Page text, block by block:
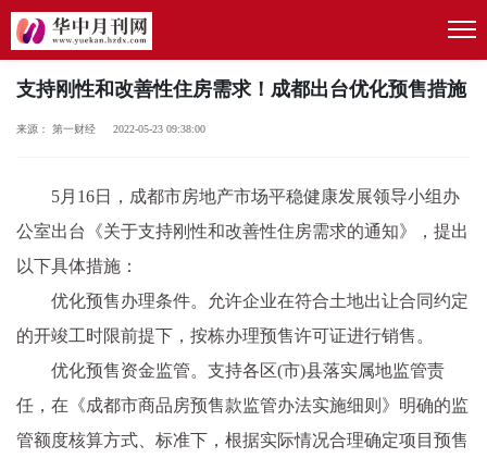
支持刚性和改善性住房需求！成都出台优化预售措施
来源： 第一财经 2022-05-23 09:38:00
5月16日，成都市房地产市场平稳健康发展领导小组办
公室出台《关于支持刚性和改善性住房需求的通知》，提出
以下具体措施：
优化预售办理条件。允许企业在符合土地出让合同约定
的开竣工时限前提下，按栋办理预售许可证进行销售。
优化预售资金监管。支持各区(市)县落实属地监管责
任，在《成都市商品房预售款监管办法实施细则》明确的监
管额度核算方式、标准下，根据实际情况合理确定项目预售